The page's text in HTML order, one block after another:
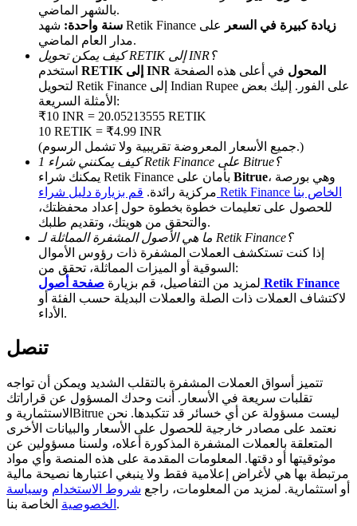
BTC Welcome Rewards
BTC Welcome Rewards
Deposit & Trade BTC to Share 25000 USDT prize pool!
Deposit CASHCAT & Win
Share 500000 CASHCAT prize pool
Exclusive for BitMart Users
Register & Trade to Win 500,000 USDT
Precious Metals Trading Carnival
بالشهر الماضي.
سنة واحدة: شهد Retik Finance زيادة كبيرة في السعر
على
مدار العام الماضي.
كيف يمكن تحويل RETIK إلى INR؟
RETIK إلى INR المحول في أعلى هذه الصفحة
لتحويل Retik Finance إلى Indian Rupee على الفور. إليك بعض
الأمثلة السريعة:
₹10 INR = 20.05213555 RETIK
10 RETIK = ₹4.99 INR
(جميع الأسعار المعروضة تقريبية ولا تشمل الرسوم.)
كيف يمكنني شراء 1 Retik Finance على Bitrue؟
Bitrue، وهي بورصة
مركزية رائدة.
قم بزيارة دليل شراء Retik Finance الخاص بنا
للحصول على تعليمات خطوة بخطوة حول إعداد محفظتك،
والتحقق من هويتك، وتقديم طلبك.
ما هي الأصول المشفرة المماثلة لـ Retik Finance؟
إذا كنت تستكشف العملات المشفرة ذات رؤوس الأموال
السوقية أو الميزات المماثلة، تحقق من:
لمزيد من التفاصيل، قم بزيارة صفحة أصول Retik Finance
لاكتشاف العملات ذات الصلة والعملات البديلة حسب الفئة أو
الأداء.
تنصل
تتميز أسواق العملات المشفرة بالتقلب الشديد ويمكن أن تواجه
تقلبات سريعة في الأسعار. أنت وحدك المسؤول عن قراراتك
الاستثمارية وBitrue ليست مسؤولة عن أي خسائر قد تتكبدها. نحن
نعتمد على مصادر خارجية للحصول على الأسعار والبيانات الأخرى
المتعلقة بالعملات المشفرة المذكورة أعلاه، ولسنا مسؤولين عن
موثوقيتها أو دقتها. المعلومات المقدمة على هذه المنصة وأي مواد
مرتبطة بها هي لأغراض إعلامية فقط ولا ينبغي اعتبارها نصيحة مالية
أو استثمارية. لمزيد من المعلومات، راجع شروط الاستخدام وسياسة
الخصوصية الخاصة بنا.